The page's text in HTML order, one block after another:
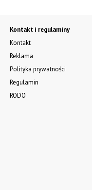
Kontakt i regulaminy
Kontakt
Reklama
Polityka prywatności
Regulamin
RODO